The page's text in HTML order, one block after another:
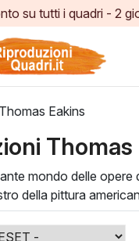
su tutti i quadri - 2
Thomas Eakins
Thomas
mondo delle opere
della pittura
di realismo e
della vita quotidiana,